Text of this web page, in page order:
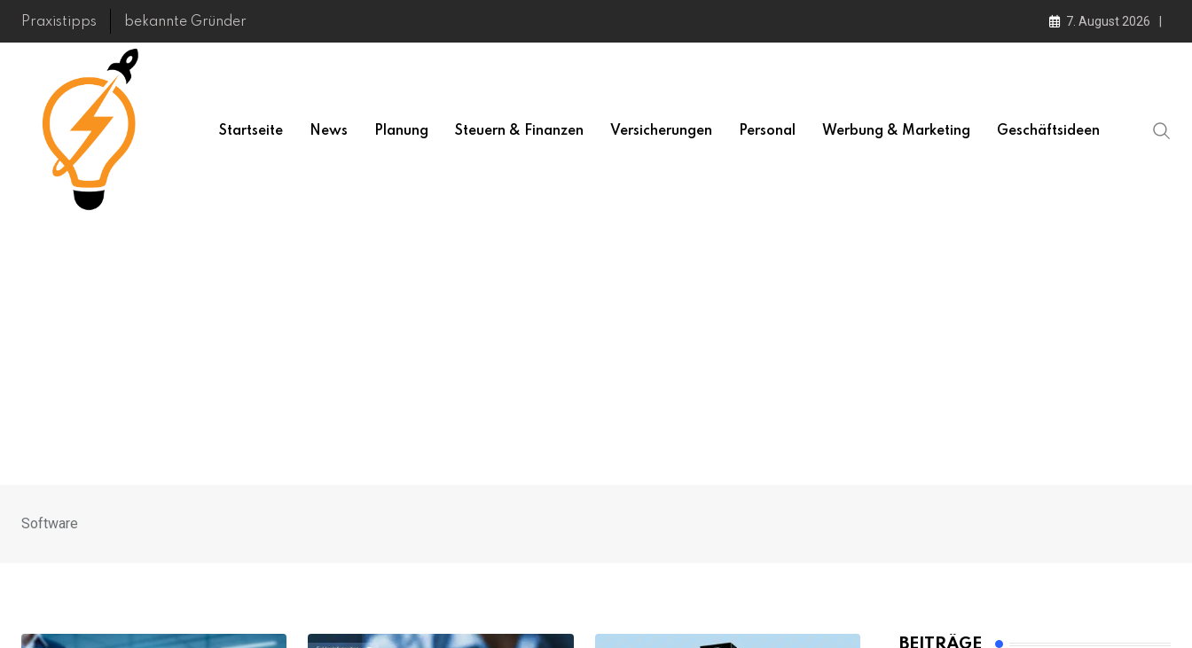
Skip
Praxistipps bekannte Gründer 7. August 2026
Startseite News Planung Steuern & Finanzen Versicherungen Personal Werbung & Marketing Geschäftsideen
Software
BEITRÄGE